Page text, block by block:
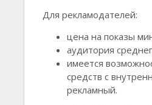
Для рекламодателей:
цена на показы
аудитория
имеется
средств с
рекламный.